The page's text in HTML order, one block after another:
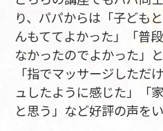
り、パパからは「子ども
んもててよかった」「普
なかったのでよかった」
「指でマッサージしただ
ュしたように感じた」「
と思う」など好評の声を